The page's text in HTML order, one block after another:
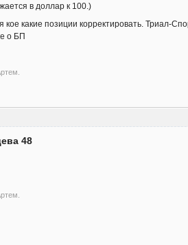
в доллар к 100.)
какие позиции корректировать. Триал-
о БП
48